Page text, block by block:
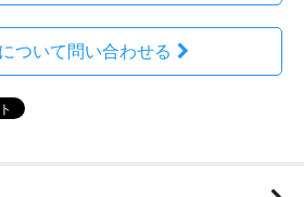
ついて問い合わせる